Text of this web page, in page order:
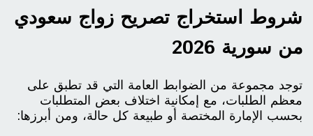
شروط استخراج تصريح زواج سعودي
من سورية 2026
توجد مجموعة من الضوابط العامة التي قد تطبق على
معظم الطلبات، مع إمكانية اختلاف بعض المتطلبات
بحسب الإمارة المختصة أو طبيعة كل حالة، ومن أبرزها: